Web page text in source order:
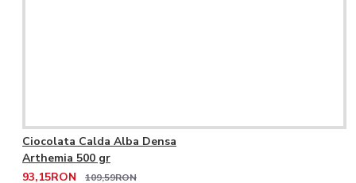
Ciocolata Calda Alba Densa
Arthemia 500 gr
93,15RON
109,59RON